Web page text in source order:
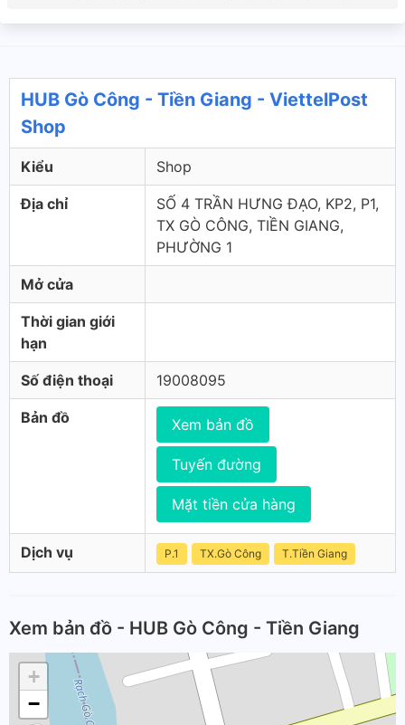
HUB Gò Công - Tiền Giang - ViettelPost
Shop
Kiểu Shop
Địa chỉ
SỐ 4 TRẦN HƯNG ĐẠO, KP2, P1,
TX GÒ CÔNG, TIỀN GIANG,
PHƯỜNG 1
Mở cửa
Thời gian giới
hạn
Số điện thoại 19008095
Bản đồ Xem bản đồ
Tuyến đường
Mặt tiền cửa hàng
Dịch vụ P.1 TX.Gò Công T.Tiền Giang
Xem bản đồ - HUB Gò Công - Tiền Giang
+
−